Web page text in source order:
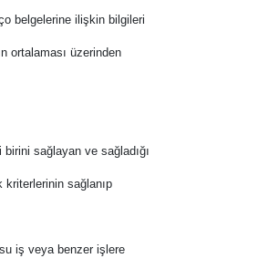
belgelerine ilişkin bilgileri
ortalaması üzerinden
sağlayan ve sağladığı
kriterlerinin sağlanıp
iş veya benzer işlere